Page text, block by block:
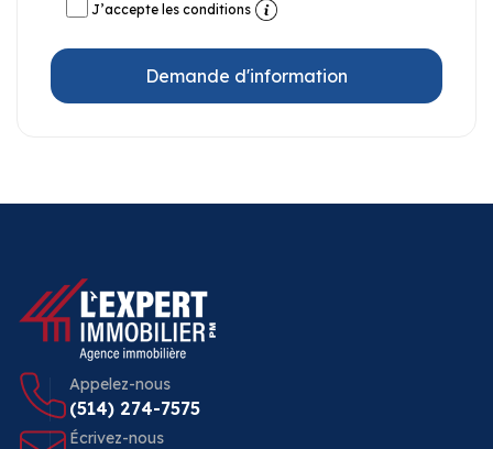
J’accepte les conditions
Demande d'information
Appelez-nous
(514) 274-7575
Écrivez-nous